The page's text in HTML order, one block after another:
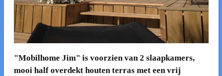
"Mobilhome Jim" is voorzien van 2 slaapkamers,
mooi half overdekt houten terras met een vrij